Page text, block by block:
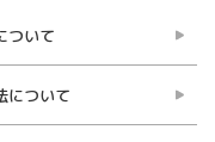
ついて
について